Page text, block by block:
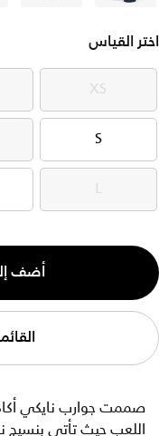
اختر القياس
XS
XS
S
S
L
L
الكمية
1
أضف
صممت جوارب نايكي
اللعب حيث تأتي